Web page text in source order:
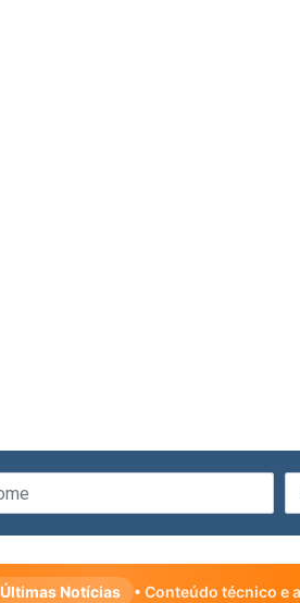
Últimas Notícias • Conteúdo técnico e